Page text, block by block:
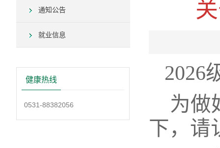
通知公告
就业信息
健康热线
0531-88382056
2026
为做
下，请